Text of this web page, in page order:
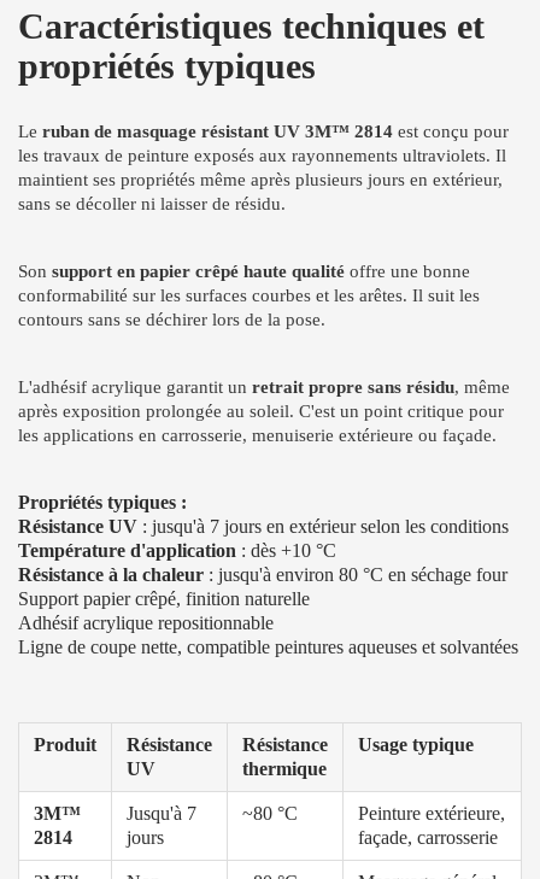
Caractéristiques techniques et
propriétés typiques
Le ruban de masquage résistant UV 3M™ 2814 est conçu pour
les travaux de peinture exposés aux rayonnements ultraviolets. Il
maintient ses propriétés même après plusieurs jours en extérieur,
sans se décoller ni laisser de résidu.
Son support en papier crêpé haute qualité offre une bonne
conformabilité sur les surfaces courbes et les arêtes. Il suit les
contours sans se déchirer lors de la pose.
L'adhésif acrylique garantit un retrait propre sans résidu, même
après exposition prolongée au soleil. C'est un point critique pour
les applications en carrosserie, menuiserie extérieure ou façade.
Propriétés typiques :
Résistance UV : jusqu'à 7 jours en extérieur selon les conditions
Température d'application : dès +10 °C
Résistance à la chaleur : jusqu'à environ 80 °C en séchage four
Support papier crêpé, finition naturelle
Adhésif acrylique repositionnable
Ligne de coupe nette, compatible peintures aqueuses et solvantées
Produit
Résistance
UV
Résistance
thermique
Usage typique
3M™
2814
Jusqu'à 7
jours
~80 °C
Peinture extérieure,
façade, carrosserie